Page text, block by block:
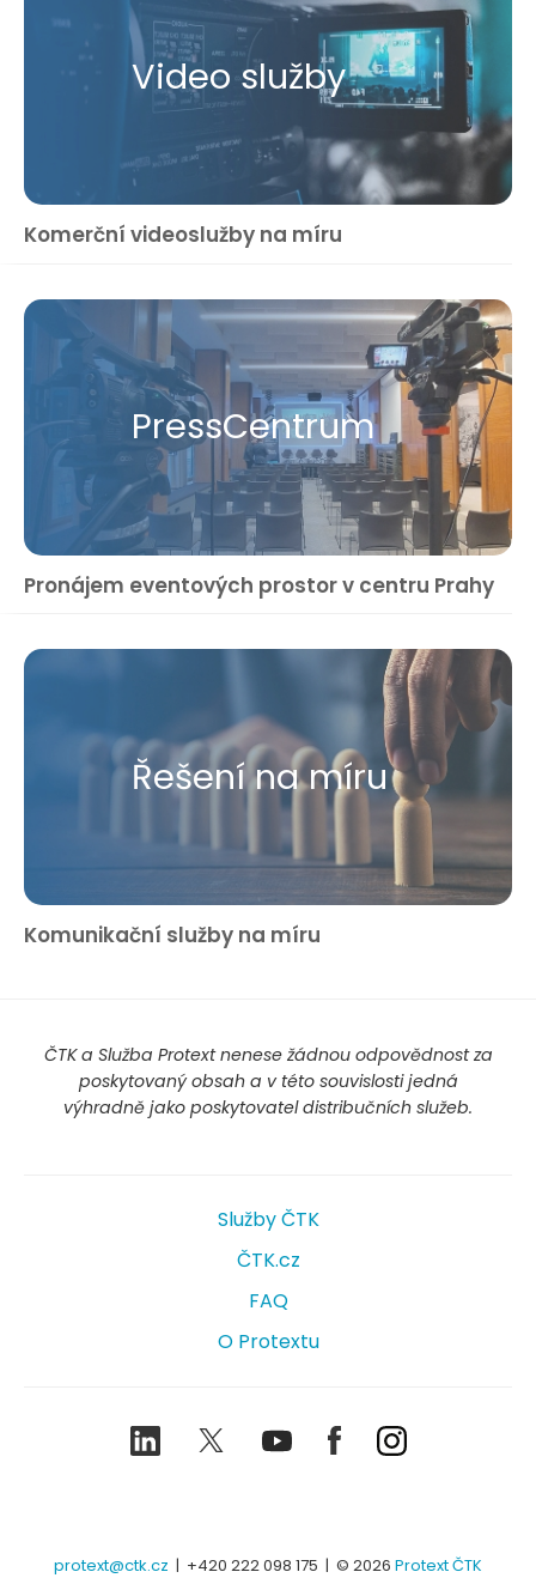
Video služby
Komerční videoslužby na míru
Press​Centrum
Pronájem eventových prostor v centru Prahy
Řešení na míru
Komunikační služby na míru
ČTK a Služba Protext nenese žádnou odpovědnost za
poskytovaný obsah a v této souvislosti jedná
výhradně jako poskytovatel distribučních služeb.
Služby ČTK
ČTK.cz
FAQ
O Protextu
LinkedIn TwitterYoutubeFacebookInstagram
protext@ctk.cz | +420 222 098 175 | © 2026 Protext ČTK